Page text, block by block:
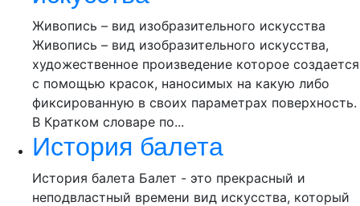
Живопись – вид изобразительного искусства
Живопись – вид изобразительного искусства,
художественное произведение которое создается
с помощью красок, наносимых на какую либо
фиксированную в своих параметрах поверхность.
В Кратком словаре по...
История балета
История балета Балет - это прекрасный и
неподвластный времени вид искусства, который